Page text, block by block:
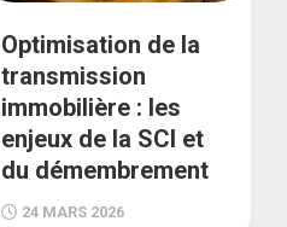
Optimisation de la
transmission
immobilière : les
enjeux de la SCI et
du démembrement
24 MARS 2026